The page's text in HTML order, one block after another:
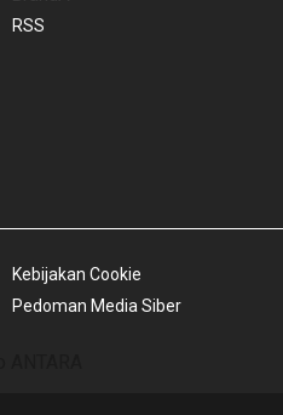
RSS
Kebijakan Cookie
Pedoman Media Siber